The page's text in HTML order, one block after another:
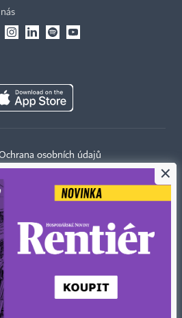
osobních údajů
soukromí
smluvní podmínky
×